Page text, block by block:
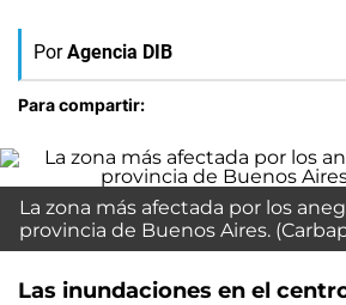
Por Agencia DIB
Para compartir:
La zona más afectada por los
provincia de Buenos Aires.
Las inundaciones en el